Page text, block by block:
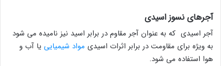
آجرهای نسوز اسیدی
آجر اسیدی که به عنوان آجر مقاوم در برابر اسید نیز نامیده می شود
به ویژه برای مقاومت در برابر اثرات اسیدی مواد شیمیایی یا آب و
هوا استفاده می شود.